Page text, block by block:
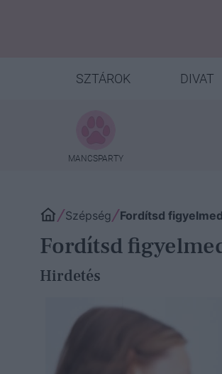
SZTÁROK DIVAT
MANCSPARTY
Szépség Fordítsd
Fordítsd
Hirdetés